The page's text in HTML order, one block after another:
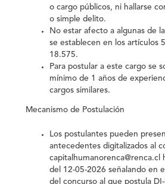
o cargo públicos, ni hallarse
o simple delito.
No estar afecto a algunas de
se establecen en los artículos
18.575.
Para postular a este cargo se
mínimo de 1 años de
cargos similares.
Mecanismo de Postulación
Los postulantes pueden
antecedentes digitalizados al
capitalhumanorenca@renca.cl
del 12-05-2026 señalando en
del concurso al que postula